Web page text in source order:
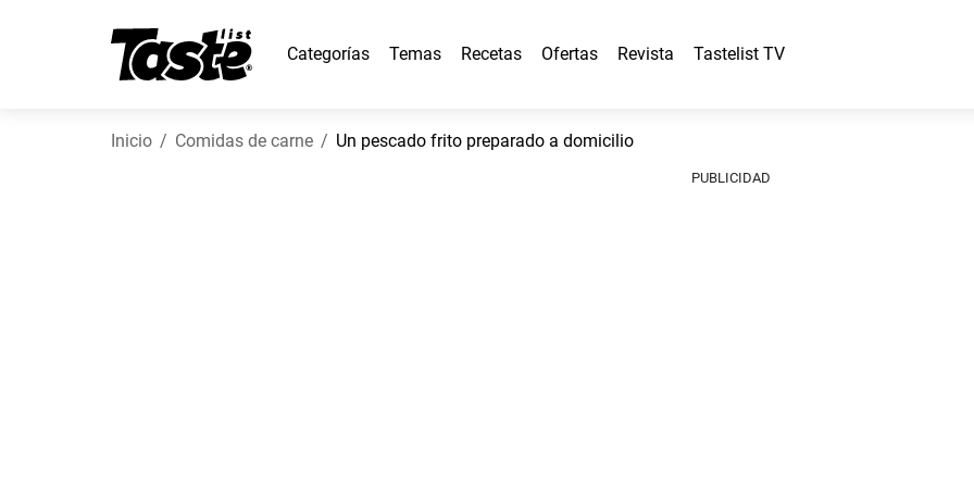
Categorías Temas Recetas Ofertas Revista Tastelist TV
Inicio Comidas de carne Un pescado frito preparado a domicilio
PUBLICIDAD